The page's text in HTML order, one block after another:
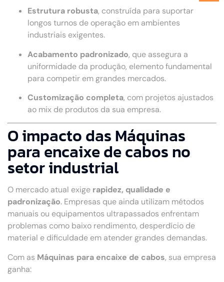
Estrutura robusta, construída para suportar
longos turnos de operação em ambientes
industriais exigentes.
Acabamento padronizado, que assegura a
uniformidade da produção, elemento fundamental
para competir em grandes mercados.
Customização completa, com projetos ajustados
ao mix de produtos da sua empresa.
O impacto das Máquinas
para encaixe de cabos no
setor industrial
O mercado atual exige rapidez, qualidade e
padronização. Empresas que ainda utilizam métodos
manuais ou equipamentos ultrapassados enfrentam
problemas como baixo rendimento, desperdício de
material e dificuldade em atender grandes demandas.
Com as Máquinas para encaixe de cabos, sua empresa
ganha: